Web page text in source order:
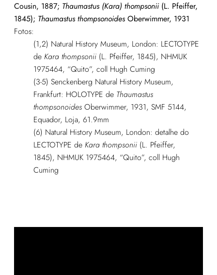
Cousin, 1887; Thaumastus (Kara) thompsonii(L. Pfeiffer,
1845); Thaumastus thompsonoidesOberwimmer, 1931
Fotos:
(1,2) Natural History Museum, London: LECTOTYPE
de Kara thompsonii(L. Pfeiffer, 1845), NHMUK
1975464, “Quito”, coll Hugh Cuming
(3-5) Senckenberg Natural History Museum,
Frankfurt: HOLOTYPE de Thaumastus
thompsonoidesOberwimmer, 1931, SMF 5144,
Equador, Loja, 61.9mm
(6) Natural History Museum, London: detalhe do
LECTOTYPE de Kara thompsonii(L. Pfeiffer,
1845), NHMUK 1975464, “Quito”, coll Hugh
Cuming